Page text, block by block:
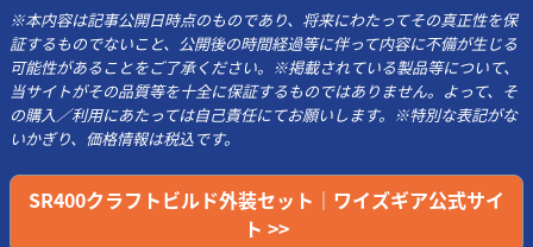
※本内容は記事公開日時点のものであり、将来にわたってその真正性を保
証するものでないこと、公開後の時間経過等に伴って内容に不備が生じる
可能性があることをご了承ください。※掲載されている製品等について、
当サイトがその品質等を十全に保証するものではありません。よって、そ
の購入／利用にあたっては自己責任にてお願いします。※特別な表記がな
いかぎり、価格情報は税込です。
SR400クラフトビルド外装セット｜ワイズギア公式サイ
ト >>